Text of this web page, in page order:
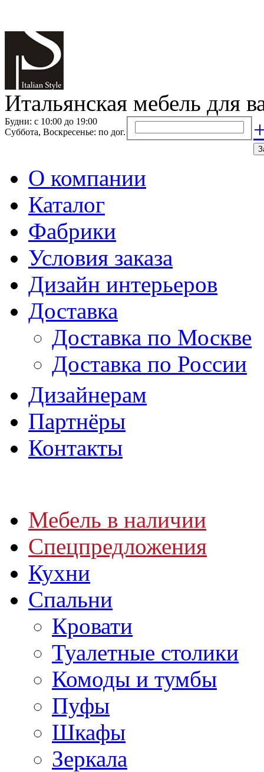
Итальянская мебель для
Будни: с 10:00 до 19:00
Суббота, Воскресенье: по дог.
О компании
Каталог
Фабрики
Условия заказа
Дизайн интерьеров
Доставка
Доставка по Москве
Доставка по России
Дизайнерам
Партнёры
Контакты
Мебель в наличии
Спецпредложения
Кухни
Спальни
Кровати
Туалетные столики
Комоды и тумбы
Пуфы
Шкафы
Зеркала